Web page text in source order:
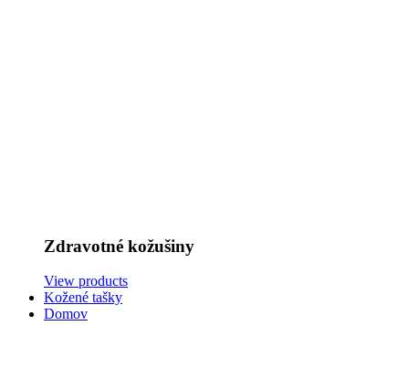
Zdravotné kožušiny
View products
Kožené tašky
Domov